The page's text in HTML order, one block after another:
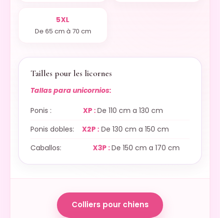
5XL
De 65 cm à 70 cm
Tailles pour les licornes
Tallas para unicornios:
Ponis : XP :De 110 cm a 130 cm
Ponis dobles: X2P : De 130 cm a 150 cm
Caballos: X3P :De 150 cm a 170 cm
Colliers pour chiens